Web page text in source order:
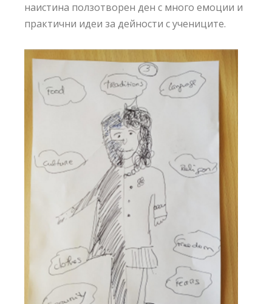
наистина ползотворен ден с много емоции и
практични идеи за дейности с учениците.